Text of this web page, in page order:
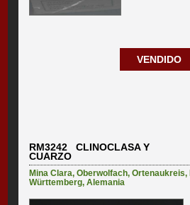
VENDIDO
RM3242 CLINOCLASA Y
CUARZO
Mina Clara,Oberwolfach,Ortenaukreis,
Württemberg,Alemania